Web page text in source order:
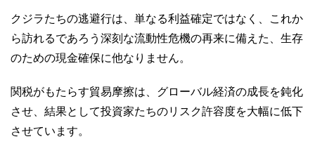
クジラたちの逃避行は、単なる利益確定ではなく、これか
ら訪れるであろう深刻な流動性危機の再来に備えた、生存
のための現金確保に他なりません。
関税がもたらす貿易摩擦は、グローバル経済の成長を鈍化
させ、結果として投資家たちのリスク許容度を大幅に低下
させています。